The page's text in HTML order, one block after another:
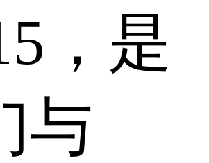
，是
与